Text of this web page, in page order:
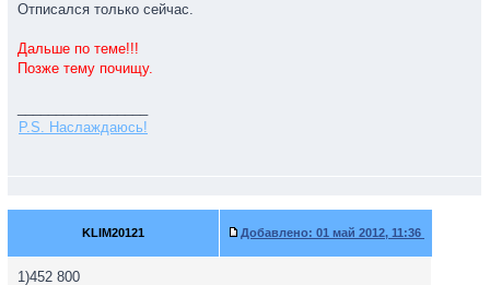
Отписался только сейчас.
Дальше по теме!!!
Позже тему почищу.
P.S. Наслаждаюсь!
KLIM20121 Добавлено: 01 май 2012, 11:36
1)452 800